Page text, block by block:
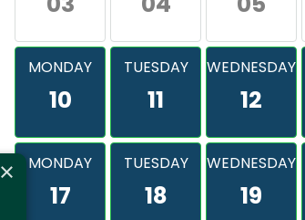
MONDAY
10
TUESDAY
11
WEDNESDAY
12
MONDAY
17
TUESDAY
18
WEDNESDAY
19
×